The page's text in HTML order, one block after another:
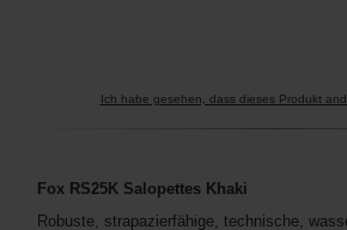
Ich habe gesehen, dass dieses Produkt
Fox RS25K Salopettes Khaki
Robuste, strapazierfähige, technische,